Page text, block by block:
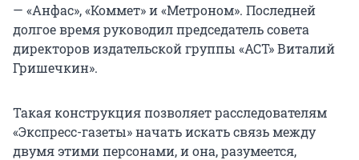
— «Анфас», «Коммет» и «Метроном». Последней
долгое время руководил председатель совета
директоров издательской группы «АСТ» Виталий
Гришечкин».
Такая конструкция позволяет расследователям
«Экспресс-газеты» начать искать связь между
двумя этими персонами, и она, разумеется,